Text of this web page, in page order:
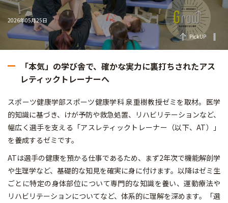
2026年05月25日
PickUP
「本気」の学び舎で、確かな実力に裏打ちされたアス
レティックトレーナーへ
スポーツ健康学部スポーツ健康学科 泉重樹教授ゼミを取材。医学
的知識に基づき、けが予防や救急処置、リハビリテーションなど、
幅広く選手を支える「アスレティックトレーナー（以下、AT）」
を養成するゼミです。
ATは選手の健康を預かる仕事であるため、まず2年次で機能解剖学
や生理学など、基礎的な知見を確実に身に付けます。以降はゼミ生
ごとに特定の身体部位について専門的な知識を養い、運動療法や
リハビリテーションについてなど、体系的に理解を深めます。「選